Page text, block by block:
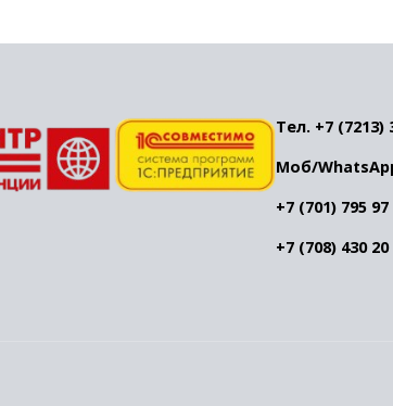
Тел. +7 (7213)
Моб/
+7 (701) 795 97
+7 (708) 430 20